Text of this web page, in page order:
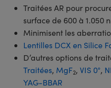
Traitées AR pour
surface de 600 à 1.050
Minimisent les
Lentilles DCX en Silice
D’autres options de
Traitées, MgF2, VIS 0°,
YAG-BBAR